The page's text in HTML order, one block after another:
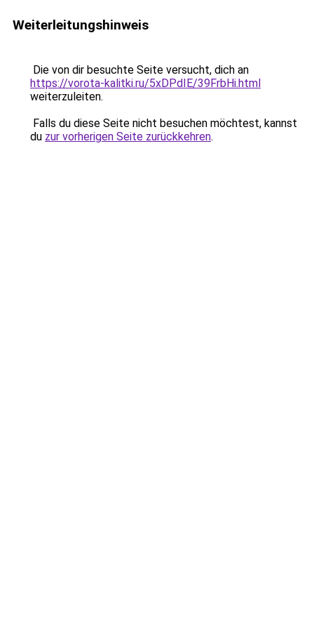
Weiterleitungshinweis
Die von dir besuchte Seite versucht, dich an
https://vorota-kalitki.ru/5xDPdIE/39FrbHi.html
weiterzuleiten.
Falls du diese Seite nicht besuchen möchtest, kannst
du zur vorherigen Seite zurückkehren.